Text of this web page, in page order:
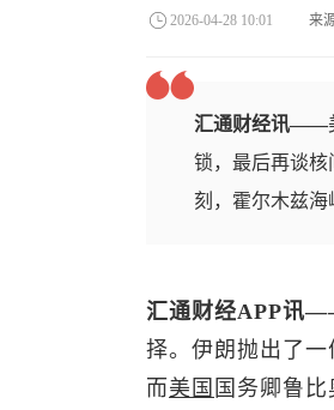
2026-04-28 10:01 来
汇通财经讯——
锁，最后再谈
刻，霍尔木兹海
汇通财经APP讯
择。伊朗抛出了一
而美国 国务卿鲁